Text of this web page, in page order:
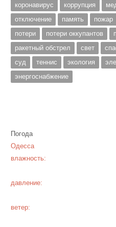
коронавирус
коррупция
отключение
память пожар
потери
потери оккупантов
ракетный обстрел
свет
суд
теннис экология
энергоснабжение
Погода
Одесса
влажность:
давление:
ветер: